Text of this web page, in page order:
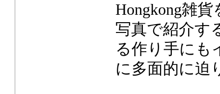
Hongkong雑
写真で紹介す
る作り手にも
に多面的に迫